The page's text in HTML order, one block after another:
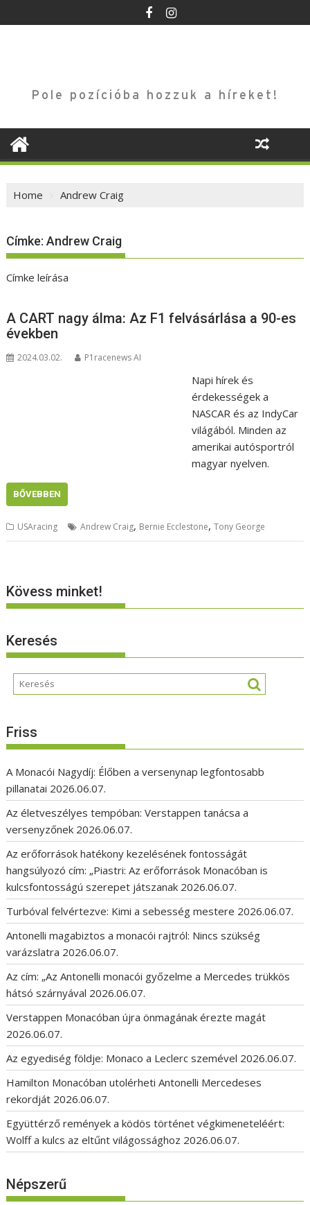
to
Pole pozícióba hozzuk a híreket!
Home Andrew Craig
Címke:Andrew Craig
Címke leírása
A CART nagy álma: Az F1 felvásárlása a 90-es
években
2024.03.02. P1racenews AI
Napi hírek és
érdekességek a
NASCAR és az IndyCar
világából. Minden az
amerikai autósportról
magyar nyelven.
BŐVEBBEN
USAracing Andrew Craig, Bernie Ecclestone,Tony George
Kövess minket!
Keresés
Friss
A Monacói Nagydíj: Élőben a versenynap legfontosabb
pillanatai 2026.06.07.
Az életveszélyes tempóban: Verstappen tanácsa a
versenyzőnek 2026.06.07.
Az erőforrások hatékony kezelésének fontosságát
hangsúlyozó cím: „Piastri: Az erőforrások Monacóban is
kulcsfontosságú szerepet játszanak 2026.06.07.
Turbóval felvértezve: Kimi a sebesség mestere 2026.06.07.
Antonelli magabiztos a monacói rajtról: Nincs szükség
varázslatra 2026.06.07.
Az cím: „Az Antonelli monacói győzelme a Mercedes trükkös
hátsó szárnyával 2026.06.07.
Verstappen Monacóban újra önmagának érezte magát
2026.06.07.
Az egyediség földje: Monaco a Leclerc szemével 2026.06.07.
Hamilton Monacóban utolérheti Antonelli Mercedeses
rekordját 2026.06.07.
Együttérző remények a ködös történet végkimeneteléért:
Wolff a kulcs az eltűnt világossághoz 2026.06.07.
Népszerű